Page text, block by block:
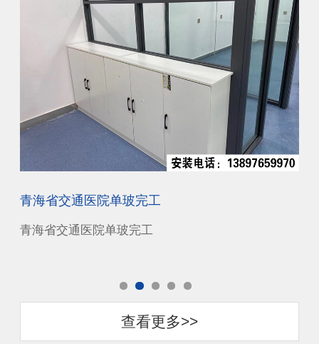
青海省交通医院单玻完工
青海省交通医院单玻完工
查看更多>>